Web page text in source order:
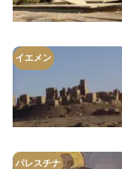
イエメン
パレスチナ